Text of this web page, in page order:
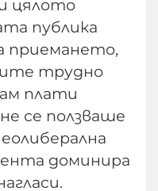
цялото
публика
приемането,
трудно
плати
се ползваше
доминира